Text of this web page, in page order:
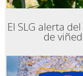
El SLG alerta
de